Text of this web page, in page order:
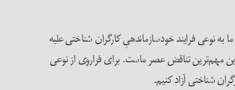
نوعی فرایند خودسازماندهیِ کارگران شناختی علیه
مهم‌ترین تناقض عصر ماست. برای فراروی از نوعی
شناختی آزاد کنیم.